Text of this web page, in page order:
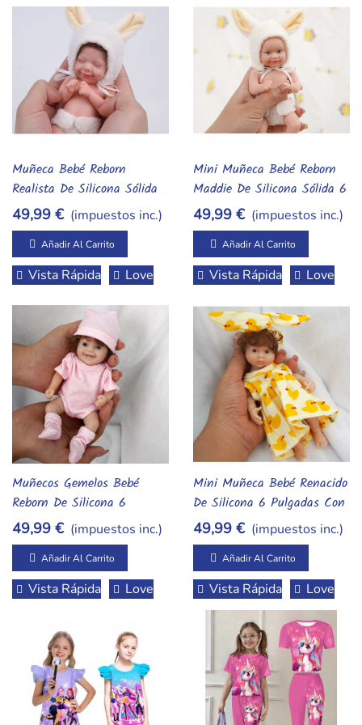
Añadir Al Carrito
Muñeca Bebé Reborn
Realista De Silicona Sólida
6 Pulgadas – Lavable Y
Con Cambio De Ropa
49,99 € (impuestos inc.)
Añadir Al Carrito
Vista Rápida Love
Añadir Al Carrito
Mini Muñeca Bebé Reborn
Maddie De Silicona Sólida 6
Pulgadas Con Vestido
49,99 € (impuestos inc.)
Añadir Al Carrito
Vista Rápida Love
Añadir Al Carrito
Muñecos Gemelos Bebé
Reborn De Silicona 6
Pulgadas Con Conjunto –
Regalo Ideal
49,99 € (impuestos inc.)
Añadir Al Carrito
Vista Rápida Love
Añadir Al Carrito
Mini Muñeca Bebé Renacido
De Silicona 6 Pulgadas Con
Ojos Abiertos Y Cabello
Rizado Suave
49,99 € (impuestos inc.)
Añadir Al Carrito
Vista Rápida Love